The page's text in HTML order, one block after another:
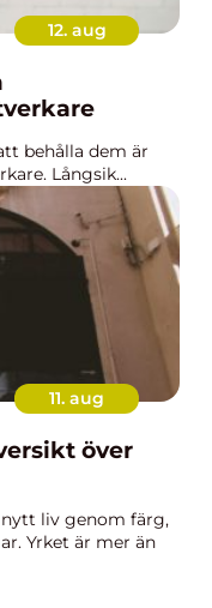
12. aug
behålla dem är
Långsik...
11. aug
över
liv genom färg,
Yrket är mer än